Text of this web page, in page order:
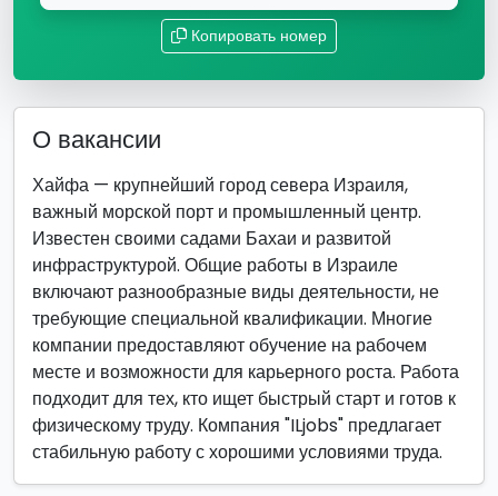
Копировать номер
О вакансии
Хайфа — крупнейший город севера Израиля,
важный морской порт и промышленный центр.
Известен своими садами Бахаи и развитой
инфраструктурой. Общие работы в Израиле
включают разнообразные виды деятельности, не
требующие специальной квалификации. Многие
компании предоставляют обучение на рабочем
месте и возможности для карьерного роста. Работа
подходит для тех, кто ищет быстрый старт и готов к
физическому труду. Компания "ILjobs" предлагает
стабильную работу с хорошими условиями труда.